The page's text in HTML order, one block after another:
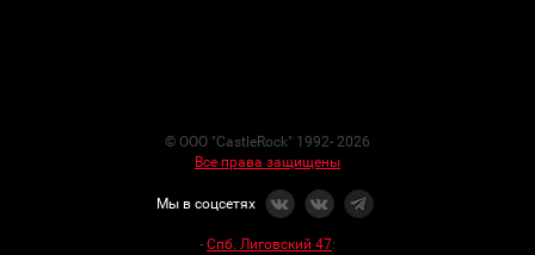
© ООО "CastleRock" 1992- 2026
Все права защищены
Мы в соцсетях
- Спб. Лиговский 47: